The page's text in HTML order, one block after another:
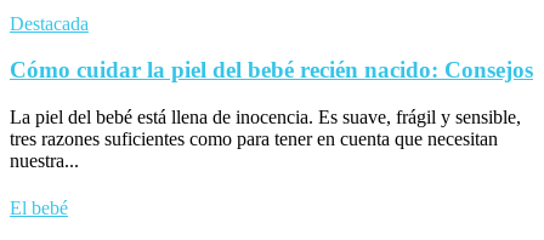
Destacada
Cómo cuidar la piel del bebé recién nacido: Consejos
La piel del bebé está llena de inocencia. Es suave, frágil y sensible,
tres razones suficientes como para tener en cuenta que necesitan
nuestra...
El bebé